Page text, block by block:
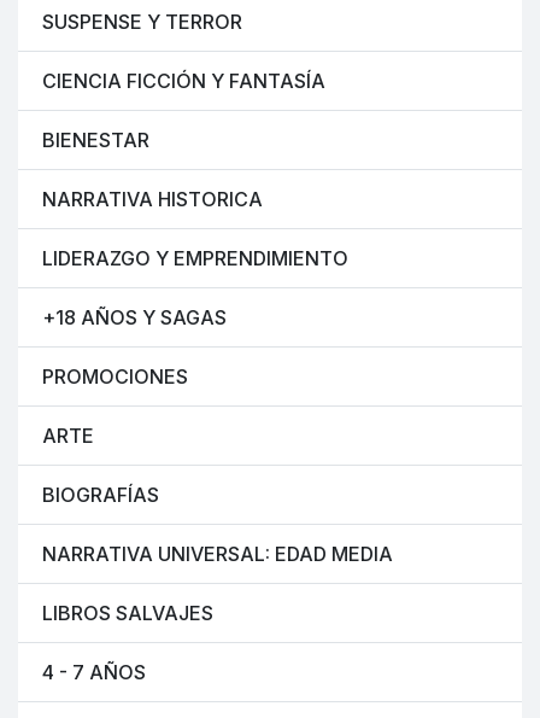
SUSPENSE Y TERROR
CIENCIA FICCIÓN Y FANTASÍA
BIENESTAR
NARRATIVA HISTORICA
LIDERAZGO Y EMPRENDIMIENTO
+18 AÑOS Y SAGAS
PROMOCIONES
ARTE
BIOGRAFÍAS
NARRATIVA UNIVERSAL: EDAD MEDIA
LIBROS SALVAJES
4 - 7 AÑOS